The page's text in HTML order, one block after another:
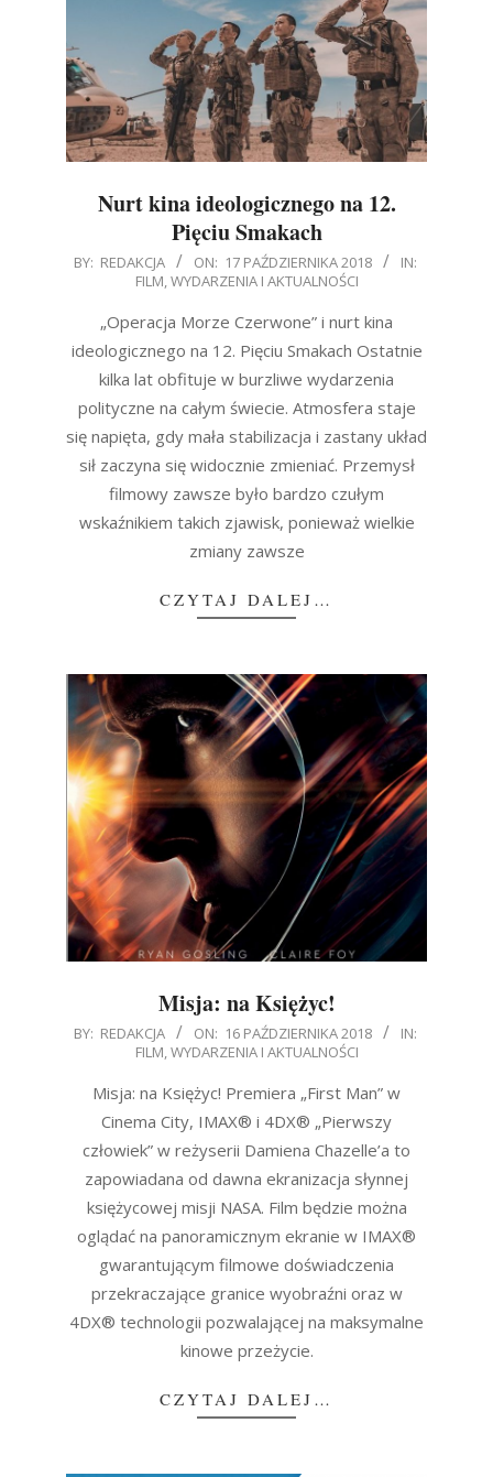
Nurt kina ideologicznego na 12.
Pięciu Smakach
2018-
BY: REDAKCJA ON: 17 PAŹDZIERNIKA 2018
IN:
FILM,WYDARZENIA I AKTUALNOŚCI
„Operacja Morze Czerwone” i nurt kina
ideologicznego na 12. Pięciu Smakach Ostatnie
kilka lat obfituje w burzliwe wydarzenia
polityczne na całym świecie. Atmosfera staje
się napięta, gdy mała stabilizacja i zastany układ
sił zaczyna się widocznie zmieniać. Przemysł
filmowy zawsze było bardzo czułym
wskaźnikiem takich zjawisk, ponieważ wielkie
zmiany zawsze
CZYTAJ DALEJ…
Misja: na Księżyc!
2018-
BY: REDAKCJA ON: 16 PAŹDZIERNIKA 2018
IN:
FILM,WYDARZENIA I AKTUALNOŚCI
Misja: na Księżyc! Premiera „First Man” w
Cinema City, IMAX® i 4DX® „Pierwszy
człowiek” w reżyserii Damiena Chazelle’a to
zapowiadana od dawna ekranizacja słynnej
księżycowej misji NASA. Film będzie można
oglądać na panoramicznym ekranie w IMAX®
gwarantującym filmowe doświadczenia
przekraczające granice wyobraźni oraz w
4DX® technologii pozwalającej na maksymalne
kinowe przeżycie.
CZYTAJ DALEJ…